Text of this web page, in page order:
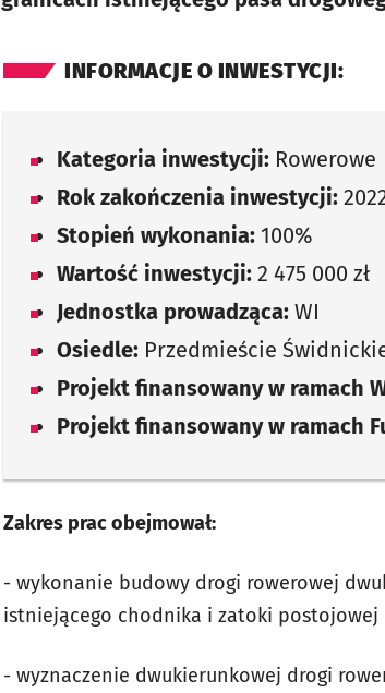
INFORMACJE O INWESTYCJI:
Kategoria inwestycji: Rowerowe
Rok zakończenia inwestycji:
Stopień wykonania: 100%
Wartość inwestycji: 2 475 000 zł
Jednostka prowadząca: WI
Osiedle: Przedmieście
Projekt finansowany w ramach
Projekt finansowany w ramach
Zakres prac obejmował:
- wykonanie budowy drogi rowerowej
istniejącego chodnika i zatoki
- wyznaczenie dwukierunkowej drogi